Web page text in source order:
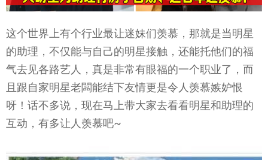
这个世界上有个行业最让迷妹们羡慕，那就是当明星
的助理，不仅能与自己的明星接触，还能托他们的福
气去见各路艺人，真是非常有眼福的一个职业了，而
且跟自家明星老闆能结下友情更是令人羡慕嫉妒恨
呀！话不多说，现在马上带大家去看看明星和助理的
互动，有多让人羡慕吧~